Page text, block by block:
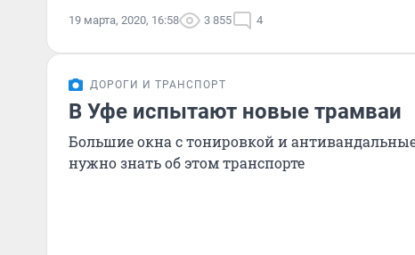
19 марта, 2020, 16:58 3 855 4
ДОРОГИ И ТРАНСПОРТ
В Уфе испытают новые трамваи
Большие окна с тонировкой и
нужно знать об этом транспорте